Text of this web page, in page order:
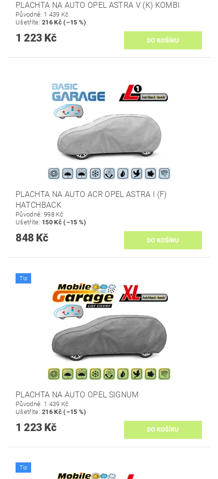
PLACHTA NA AUTO OPEL ASTRA V (K) KOMBI
Původně: 1 439 Kč
Ušetříte:216 Kč (–15 %)
1 223 Kč
PLACHTA NA AUTO ACR OPEL ASTRA I (F)
HATCHBACK
Původně: 998 Kč
Ušetříte: 150 Kč (–15 %)
848 Kč
Tip
PLACHTA NA AUTO OPEL SIGNUM
Původně: 1 439 Kč
Ušetříte:216 Kč (–15 %)
1 223 Kč
Tip